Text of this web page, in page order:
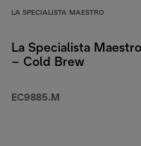
LA SPECIALISTA MAESTRO
La Specialista Maestro
– Cold Brew
EC9885.M